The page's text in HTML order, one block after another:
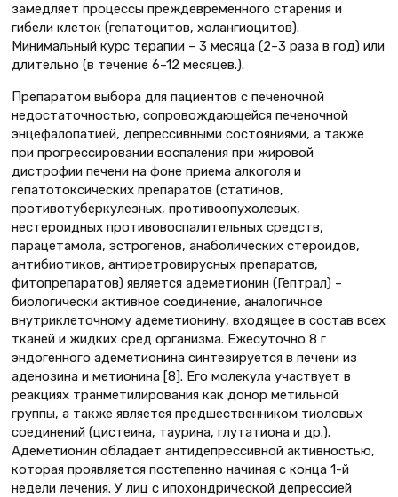
замедляет процессы преждевременного старения и
гибели клеток (гепатоцитов, холангиоцитов).
Минимальный курс терапии – 3 месяца (2–3 раза в год) или
длительно (в течение 6–12 месяцев.).
Препаратом выбора для пациентов с печеночной
недостаточностью, сопровождающейся печеночной
энцефалопатией, депрессивными состояниями, а также
при прогрессировании воспаления при жировой
дистрофии печени на фоне приема алкоголя и
гепатотоксических препаратов (статинов,
противотуберкулезных, противоопухолевых,
нестероидных противовоспалительных средств,
парацетамола, эстрогенов, анаболических стероидов,
антибиотиков, антиретровирусных препаратов,
фитопрепаратов) является адеметионин (Гептрал) –
биологически активное соединение, аналогичное
внутриклеточному адеметионину, входящее в состав всех
тканей и жидких сред организма. Ежесуточно 8 г
эндогенного адеметионина синтезируется в печени из
аденозина и метионина [8]. Его молекула участвует в
реакциях транметилирования как донор метильной
группы, а также является предшественником тиоловых
соединений (цистеина, таурина, глутатиона и др.).
Адеметионин обладает антидепрессивной активностью,
которая проявляется постепенно начиная с конца 1-й
недели лечения. У лиц с ипохондрической депрессией